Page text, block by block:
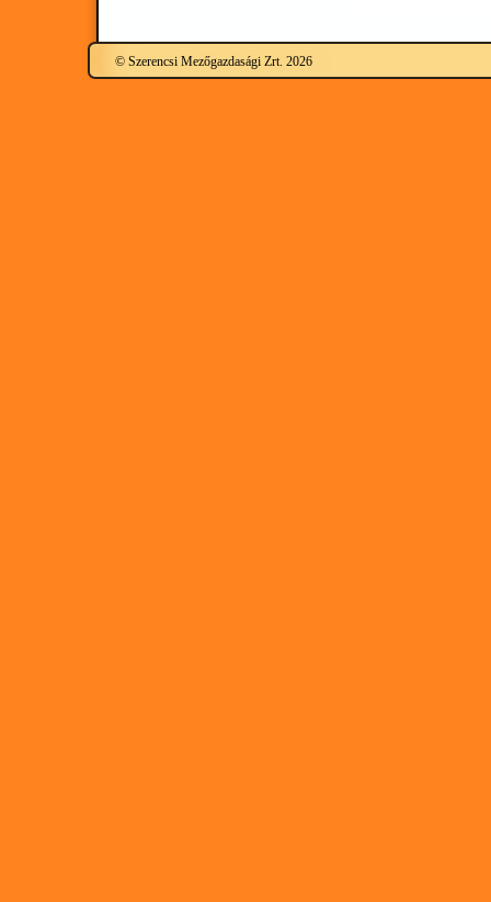
© Szerencsi Mezőgazdasági Zrt. 2026